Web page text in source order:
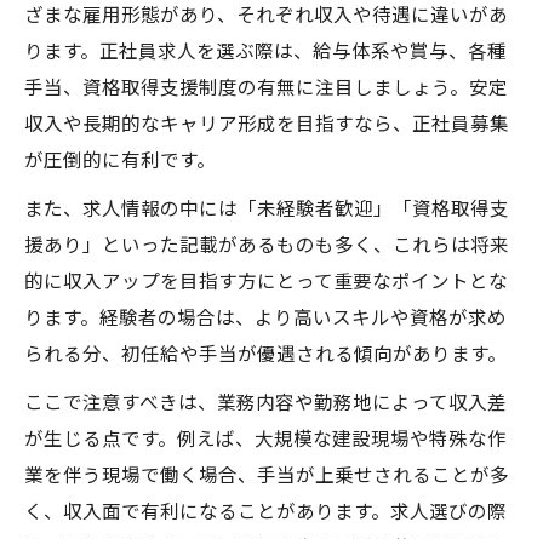
ざまな雇用形態があり、それぞれ収入や待遇に違いがあ
ります。正社員求人を選ぶ際は、給与体系や賞与、各種
手当、資格取得支援制度の有無に注目しましょう。安定
収入や長期的なキャリア形成を目指すなら、正社員募集
が圧倒的に有利です。
また、求人情報の中には「未経験者歓迎」「資格取得支
援あり」といった記載があるものも多く、これらは将来
的に収入アップを目指す方にとって重要なポイントとな
ります。経験者の場合は、より高いスキルや資格が求め
られる分、初任給や手当が優遇される傾向があります。
ここで注意すべきは、業務内容や勤務地によって収入差
が生じる点です。例えば、大規模な建設現場や特殊な作
業を伴う現場で働く場合、手当が上乗せされることが多
く、収入面で有利になることがあります。求人選びの際